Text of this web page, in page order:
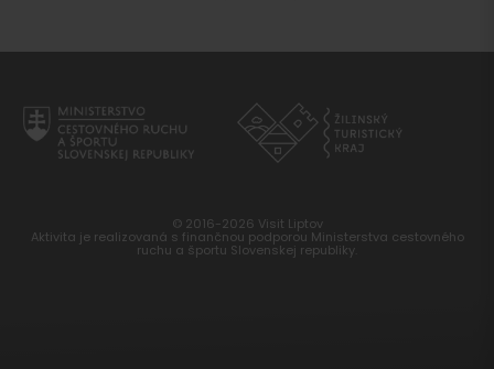
© 2016-2026 Visit Liptov
Aktivita je realizovaná s finančnou podporou Ministerstva cestovného
ruchu a športu Slovenskej republiky.